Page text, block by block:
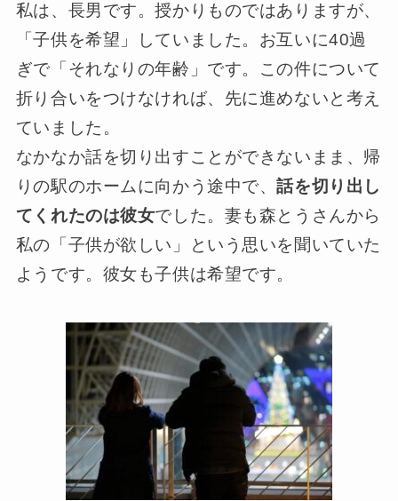
私は、長男です。授かりものではありますが、
「子供を希望」していました。お互いに40過
ぎで「それなりの年齢」です。この件について
折り合いをつけなければ、先に進めないと考え
ていました。
なかなか話を切り出すことができないまま、帰
りの駅のホームに向かう途中で、話を切り出し
てくれたのは彼女でした。妻も森とうさんから
私の「子供が欲しい」という思いを聞いていた
ようです。彼女も子供は希望です。